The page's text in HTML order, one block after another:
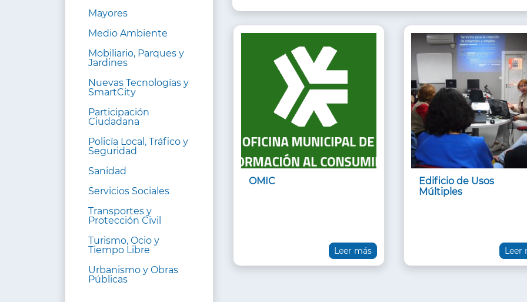
Mayores
Medio Ambiente
Mobiliario, Parques y
Jardines
Nuevas Tecnologías y
SmartCity
Participación
Ciudadana
Policía Local, Tráfico y
Seguridad
Sanidad
Servicios Sociales
Transportes y
Protección Civil
Turismo, Ocio y
Tiempo Libre
Urbanismo y Obras
Públicas
OMIC
Leer más
Edificio de Usos
Múltiples
Leer